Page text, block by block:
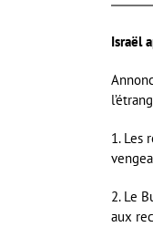
Israël
1. Les
2. Le
aux